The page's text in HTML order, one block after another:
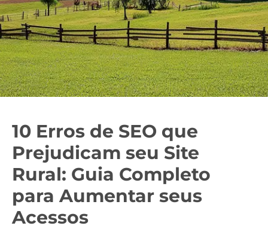
10 Erros de SEO que
Prejudicam seu Site
Rural: Guia Completo
para Aumentar seus
Acessos